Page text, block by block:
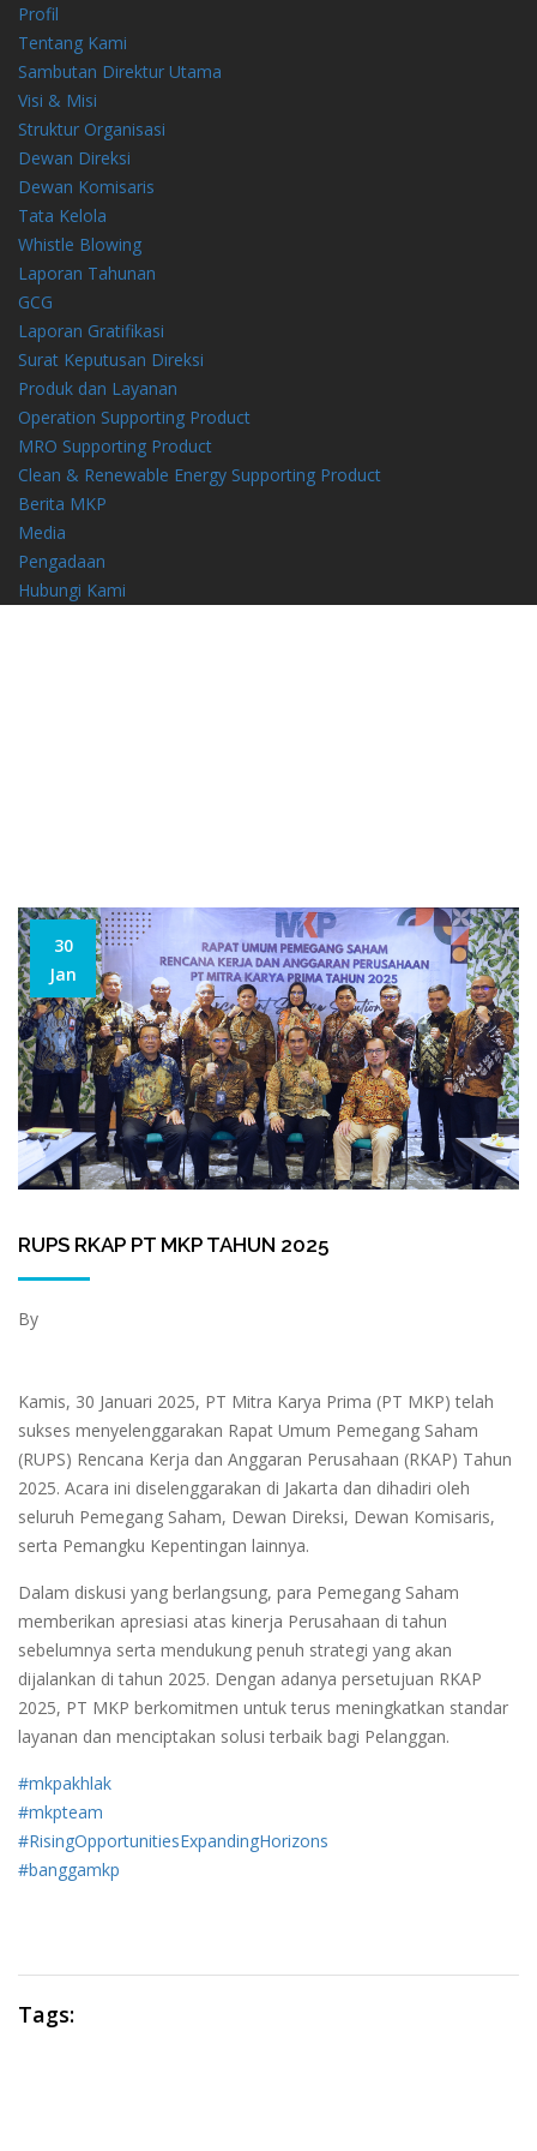
Profil
Tentang Kami
Sambutan Direktur Utama
Visi & Misi
Struktur Organisasi
Dewan Direksi
Dewan Komisaris
Tata Kelola
Whistle Blowing
Laporan Tahunan
GCG
Laporan Gratifikasi
Surat Keputusan Direksi
Produk dan Layanan
Operation Supporting Product
MRO Supporting Product
Clean & Renewable Energy Supporting Product
Berita MKP
Media
Pengadaan
Hubungi Kami
30
Jan
RUPS RKAP PT MKP TAHUN 2025
By
Kamis, 30 Januari 2025, PT Mitra Karya Prima (PT MKP) telah
sukses menyelenggarakan Rapat Umum Pemegang Saham
(RUPS) Rencana Kerja dan Anggaran Perusahaan (RKAP) Tahun
2025. Acara ini diselenggarakan di Jakarta dan dihadiri oleh
seluruh Pemegang Saham, Dewan Direksi, Dewan Komisaris,
serta Pemangku Kepentingan lainnya.
Dalam diskusi yang berlangsung, para Pemegang Saham
memberikan apresiasi atas kinerja Perusahaan di tahun
sebelumnya serta mendukung penuh strategi yang akan
dijalankan di tahun 2025. Dengan adanya persetujuan RKAP
2025, PT MKP berkomitmen untuk terus meningkatkan standar
layanan dan menciptakan solusi terbaik bagi Pelanggan.
#mkpakhlak
#mkpteam
#RisingOpportunitiesExpandingHorizons
#banggamkp
Tags: